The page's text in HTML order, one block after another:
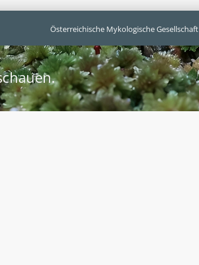
Österreichische Mykologische Gesellschaft